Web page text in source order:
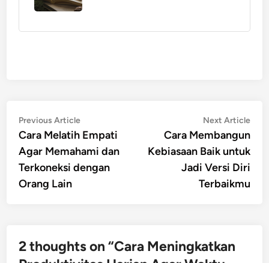
Post
navigation
Previous ArticlePrevious
article:
Cara Melatih Empati
Agar Memahami dan
Terkoneksi dengan
Orang Lain
Next Article
Cara Membangun
Kebiasaan Baik untuk
Jadi Versi Diri
Terbaikmu
2 thoughts on “Cara Meningkatkan